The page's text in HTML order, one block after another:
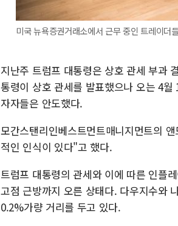
미국 뉴욕증권거래소에서 근무 중인 트레이더
지난주 트럼프 대통령은 상호 관세 부과
통령이 상호 관세를 발표했으나 오는 4
자자들은 안도했다.
모간스탠리인베스트먼트매니지먼트의
적인 인식이 있다"고 했다.
트럼프 대통령의 관세와 이에 따른 인플
고점 근방까지 오른 상태다. 다우지수와
0.2%가량 거리를 두고 있다.